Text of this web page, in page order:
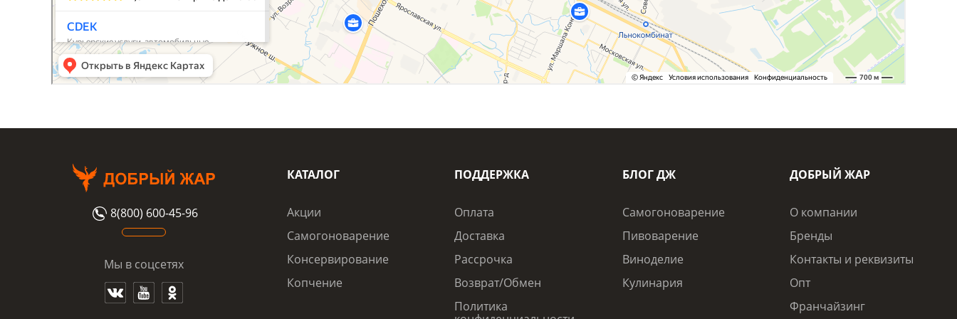
8(800) 600-45-96
Мы в соцсетях
КАТАЛОГ
Акции
Самогоноварение
Консервирование
Копчение
ПОДДЕРЖКА
Оплата
Доставка
Рассрочка
Возврат/Обмен
Политика
БЛОГ ДЖ
Самогоноварение
Пивоварение
Виноделие
Кулинария
ДОБРЫЙ ЖАР
О компании
Бренды
Контакты и реквизиты
Опт
Франчайзинг